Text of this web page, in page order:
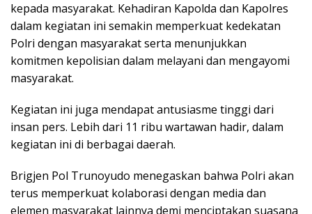
kepada masyarakat. Kehadiran Kapolda dan Kapolres
dalam kegiatan ini semakin memperkuat kedekatan
Polri dengan masyarakat serta menunjukkan
komitmen kepolisian dalam melayani dan mengayomi
masyarakat.
Kegiatan ini juga mendapat antusiasme tinggi dari
insan pers. Lebih dari 11 ribu wartawan hadir, dalam
kegiatan ini di berbagai daerah.
Brigjen Pol Trunoyudo menegaskan bahwa Polri akan
terus memperkuat kolaborasi dengan media dan
elemen masyarakat lainnya demi menciptakan suasana